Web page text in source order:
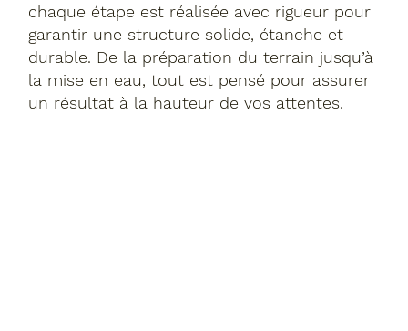
chaque étape est réalisée avec rigueur pour
garantir une structure solide, étanche et
durable. De la préparation du terrain jusqu’à
la mise en eau, tout est pensé pour assurer
un résultat à la hauteur de vos attentes.